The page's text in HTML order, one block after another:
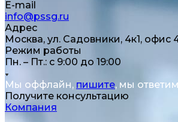
E-mail
info@pssg.ru
Адрес
Москва, ул. Садовники, 4к1, офис
Режим работы
Пн. – Пт.: с 9:00 до 19:00
Мы оффлайн, пишите, мы
Получите консультацию
Компания